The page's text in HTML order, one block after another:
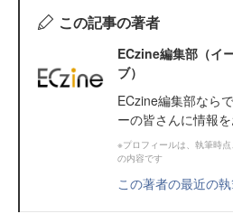
この記事の著者
ECzine編集部（イ
ブ）
ECzine編集部なら
ーの皆さんに情報を
※プロフィールは、執筆時
の内容です
この著者の最近の